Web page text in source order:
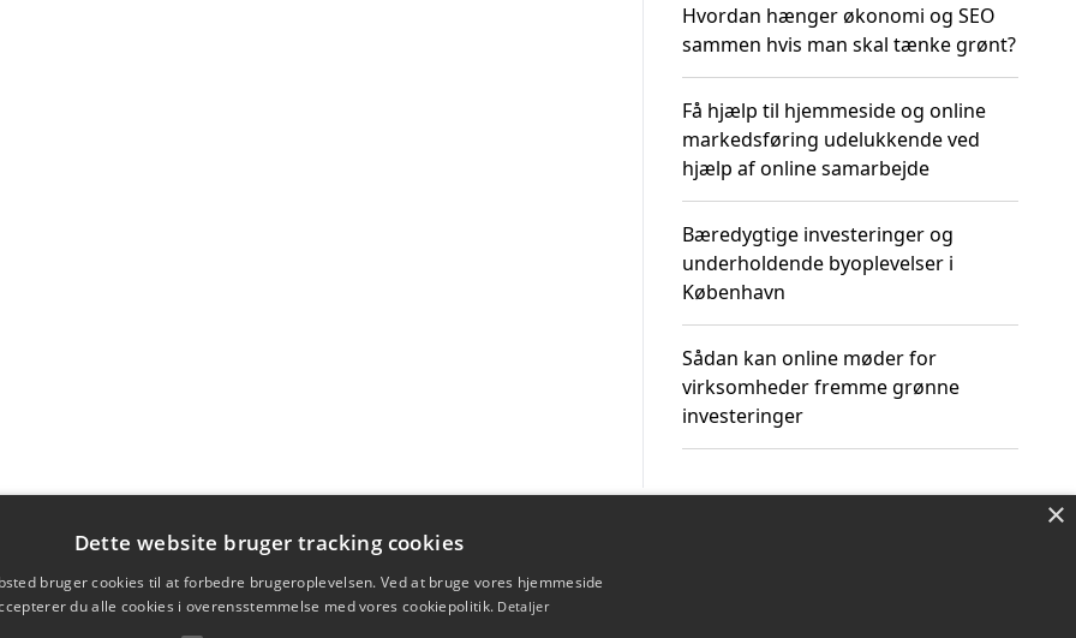
Hvordan hænger økonomi og SEO
sammen hvis man skal tænke grønt?
Få hjælp til hjemmeside og online
markedsføring udelukkende ved
hjælp af online samarbejde
Bæredygtige investeringer og
underholdende byoplevelser i
København
Sådan kan online møder for
virksomheder fremme grønne
investeringer
×
Dette website bruger tracking cookies
bruger cookies til at forbedre brugeroplevelsen. Ved at bruge vores hjemmeside
du alle cookies i overensstemmelse med vores cookiepolitik. Detaljer